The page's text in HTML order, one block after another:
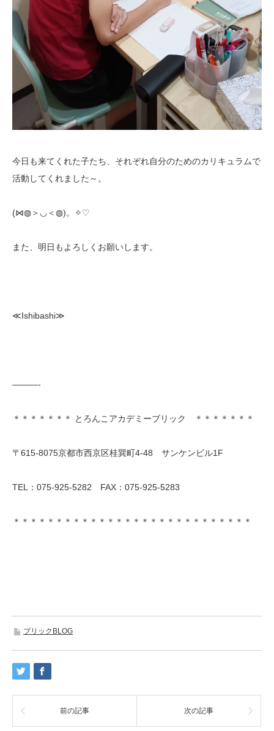
今日も来てくれた子たち、それぞれ自分のためのカリキュラムで
活動してくれました～。
(⋈◍＞◡＜◍)。✧♡
また、明日もよろしくお願いします。
≪Ishibashi≫
———-
＊＊＊＊＊＊＊ とろんこアカデミーブリック ＊＊＊＊＊＊＊
〒615-8075京都市西京区桂巽町4-48 サンケンビル1F
TEL：075-925-5282 FAX：075-925-5283
＊＊＊＊＊＊＊＊＊＊＊＊＊＊＊＊＊＊＊＊＊＊＊＊＊＊＊＊
ブリックBLOG
前の記事 次の記事